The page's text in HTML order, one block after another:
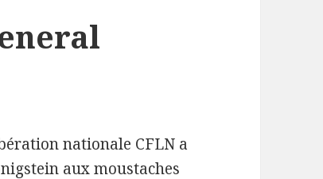
nationale CFLN a
aux moustaches